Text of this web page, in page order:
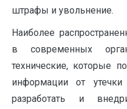
штрафы и увольнение.
Наиболее
в современных
технические, которые
информации от
разработать и